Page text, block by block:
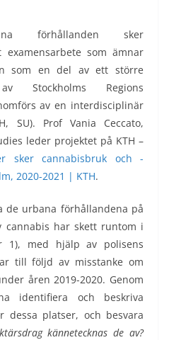
förhållanden sker
examensarbete som ämnar
som en del av ett större
Stockholms Regions
av en interdisciplinär
SU). Prof Vania Ceccato,
leder projektet på KTH –
sker cannabisbruk och -
2020-2021 | KTH.
de urbana förhållandena på
cannabis har skett runtom i
1), med hjälp av polisens
till följd av misstanke om
åren 2019-2020. Genom
identifiera och beskriva
dessa platser, och besvara
kännetecknas de av?